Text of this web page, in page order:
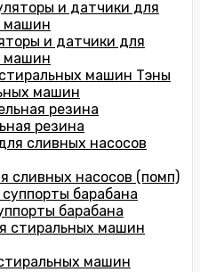
и датчики для
машин
Тэны
машин
резина
сливных насосов (помп)
барабана
машин